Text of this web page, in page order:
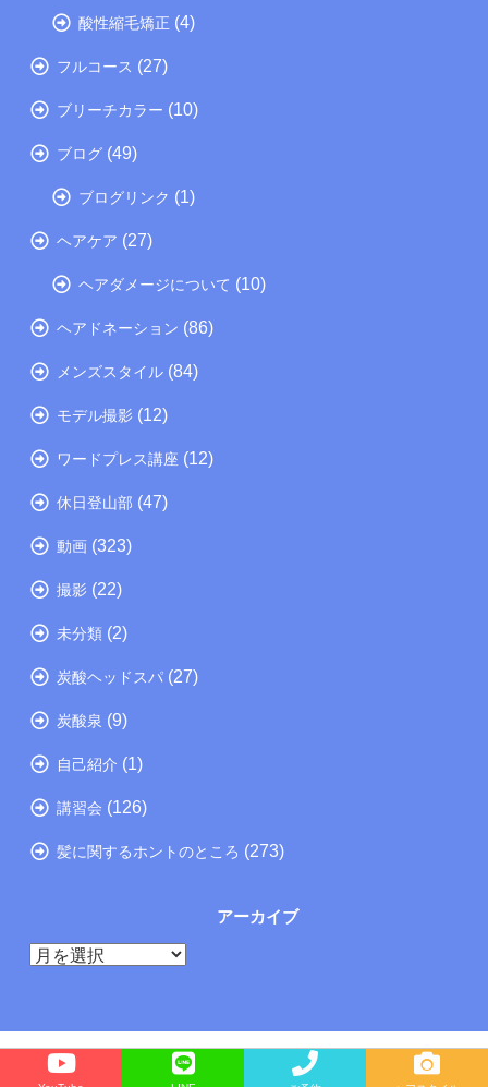
酸性縮毛矯正 (4)
フルコース (27)
ブリーチカラー (10)
ブログ (49)
ブログリンク (1)
ヘアケア (27)
ヘアダメージについて (10)
ヘアドネーション (86)
メンズスタイル (84)
モデル撮影 (12)
ワードプレス講座 (12)
休日登山部 (47)
動画 (323)
撮影 (22)
未分類 (2)
炭酸ヘッドスパ (27)
炭酸泉 (9)
自己紹介 (1)
講習会 (126)
髪に関するホントのところ (273)
アーカイブ
ア
ブ
Copyright©
たつの市の美容院メーカー講師が教えるぺったんこ髪の解決方法ブログ, 2026 All